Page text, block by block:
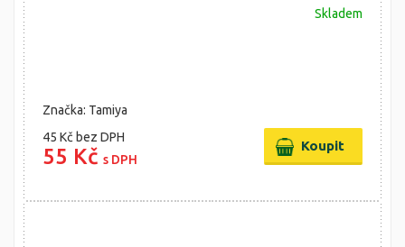
Skladem
Značka: Tamiya
45 Kč bez DPH
55 Kč s DPH